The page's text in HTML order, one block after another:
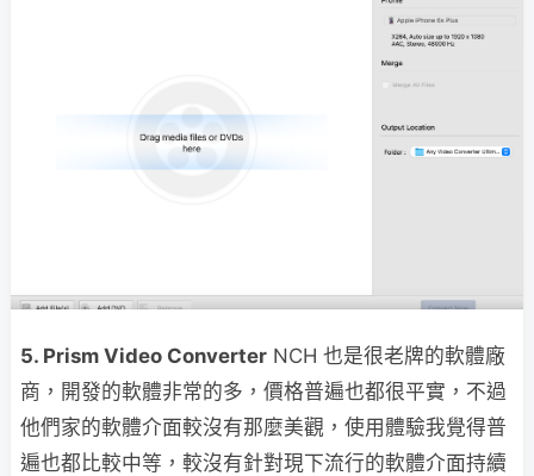
5. Prism Video Converter NCH 也是很老牌的軟體廠
商，開發的軟體非常的多，價格普遍也都很平實，不過
他們家的軟體介面較沒有那麼美觀，使用體驗我覺得普
遍也都比較中等，較沒有針對現下流行的軟體介面持續